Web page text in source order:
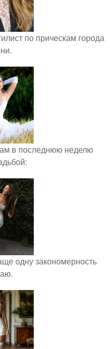
по прическам города
в последнюю неделю
одну закономерность